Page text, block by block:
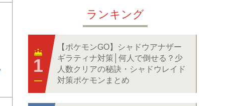
ランキング
【ポケモンGO】シャドウアナザー
ギラティナ対策│何人で倒せる？少
人数クリアの秘訣・シャドウレイド
対策ポケモンまとめ